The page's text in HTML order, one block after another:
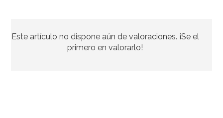
Este artículo no dispone aún de valoraciones. ¡Se el
primero en valorarlo!